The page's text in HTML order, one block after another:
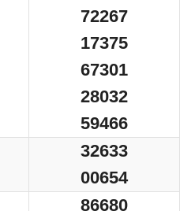
72267
17375
67301
28032
59466
32633
00654
86680